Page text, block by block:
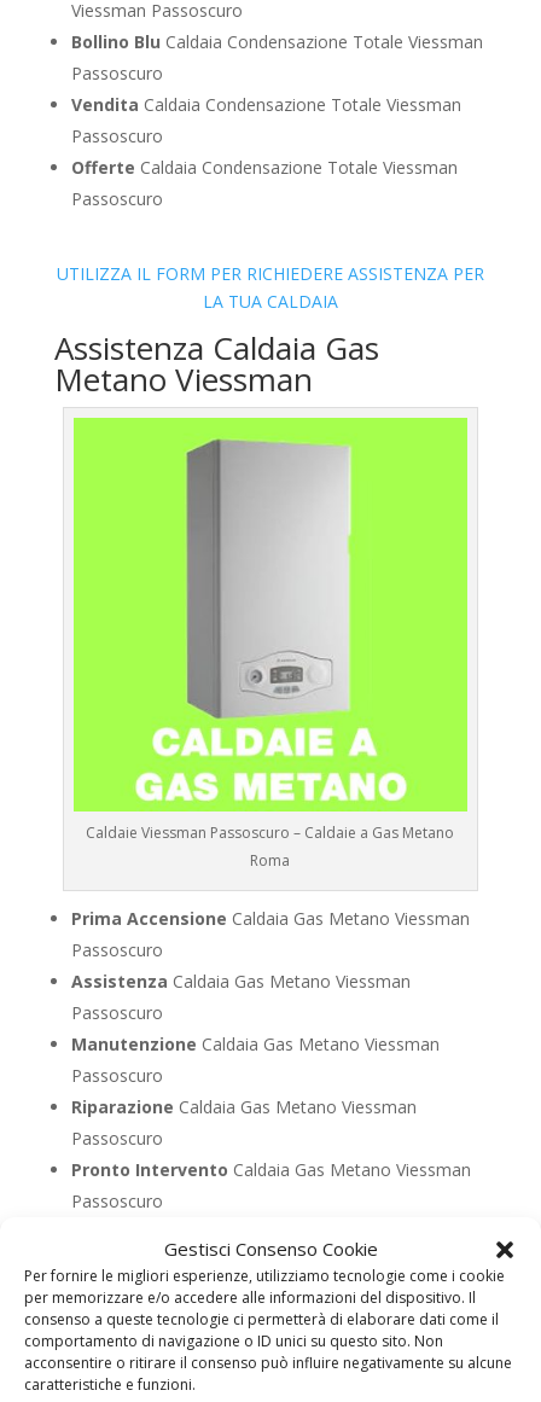
Gestisci Consenso Cookie
Per fornire le migliori esperienze, utilizziamo tecnologie come i cookie
per memorizzare e/o accedere alle informazioni del dispositivo. Il
consenso a queste tecnologie ci permetterà di elaborare dati come il
comportamento di navigazione o ID unici su questo sito. Non
acconsentire o ritirare il consenso può influire negativamente su alcune
caratteristiche e funzioni.
Viessman Passoscuro
Bollino Blu Caldaia Condensazione Totale Viessman
Passoscuro
Vendita Caldaia Condensazione Totale Viessman
Passoscuro
Offerte Caldaia Condensazione Totale Viessman
Passoscuro
UTILIZZA IL FORM PER RICHIEDERE ASSISTENZA PER
LA TUA CALDAIA
Assistenza Caldaia Gas
Metano Viessman
Caldaie Viessman Passoscuro – Caldaie a Gas Metano
Roma
Prima Accensione Caldaia Gas Metano Viessman
Passoscuro
Assistenza Caldaia Gas Metano Viessman
Passoscuro
Manutenzione Caldaia Gas Metano Viessman
Passoscuro
Riparazione Caldaia Gas Metano Viessman
Passoscuro
Pronto Intervento Caldaia Gas Metano Viessman
Passoscuro
Passoscuro
PuliziaCaldaia Gas Metano Viessman Passoscuro
Controllo FumiCaldaia Gas Metano Viessman
Passoscuro
Bollino BluCaldaia Gas Metano Viessman